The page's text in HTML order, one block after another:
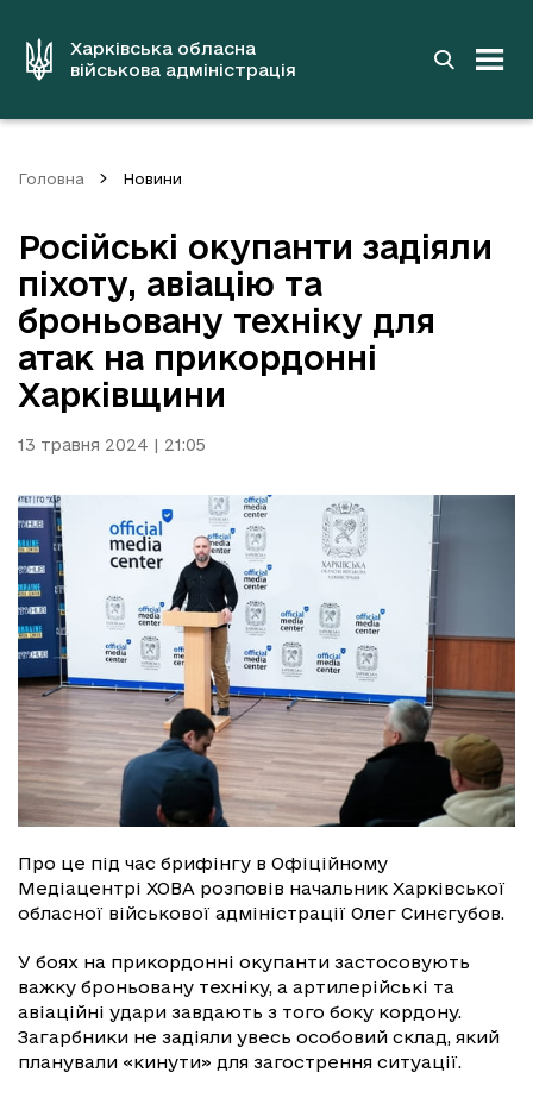
вмістуХарківська обласна
військова адміністрація
Головна Новини
Російські окупанти задіяли
піхоту, авіацію та
броньовану техніку для
атак на прикордонні
Харківщини
13 травня 2024 | 21:05
Про це під час брифінгу в Офіційному
Медіацентрі ХОВА розповів начальник Харківської
обласної військової адміністрації Олег Синєгубов.
У боях на прикордонні окупанти застосовують
важку броньовану техніку, а артилерійські та
авіаційні удари завдають з того боку кордону.
Загарбники не задіяли увесь особовий склад, який
планували «кинути» для загострення ситуації.